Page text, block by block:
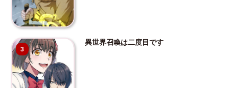
3
異世界召喚は二度目です